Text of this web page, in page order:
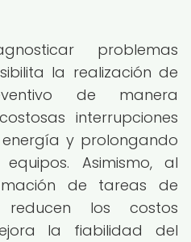
problemas
la realización de
de manera
interrupciones
y prolongando
Asimismo, al
de tareas de
reducen los costos
la fiabilidad del